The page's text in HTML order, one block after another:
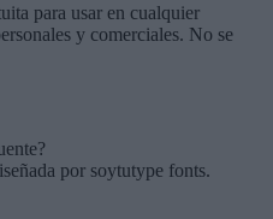
para usar en cualquier
y comerciales. No se
por soytutype fonts.